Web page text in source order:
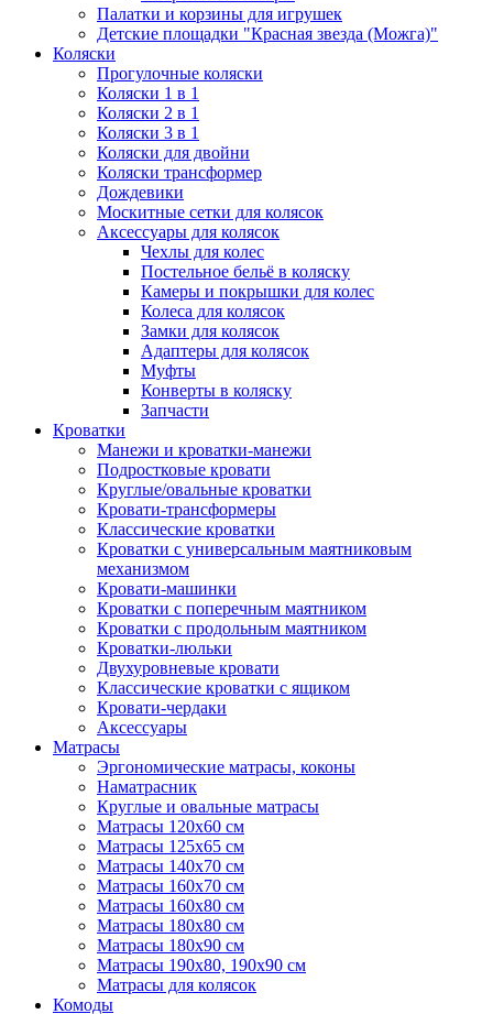
Палатки и корзины для игрушек
Детские площадки "Красная звезда (Можга)"
Коляски
Прогулочные коляски
Коляски 1 в 1
Коляски 2 в 1
Коляски 3 в 1
Коляски для двойни
Коляски трансформер
Дождевики
Москитные сетки для колясок
Аксессуары для колясок
Чехлы для колес
Постельное бельё в коляску
Камеры и покрышки для колес
Колеса для колясок
Замки для колясок
Адаптеры для колясок
Муфты
Конверты в коляску
Запчасти
Кроватки
Манежи и кроватки-манежи
Подростковые кровати
Круглые/овальные кроватки
Кровати-трансформеры
Классические кроватки
Кроватки с универсальным маятниковым
механизмом
Кровати-машинки
Кроватки с поперечным маятником
Кроватки с продольным маятником
Кроватки-люльки
Двухуровневые кровати
Классические кроватки с ящиком
Кровати-чердаки
Аксессуары
Матрасы
Эргономические матрасы, коконы
Наматрасник
Круглые и овальные матрасы
Матрасы 120х60 см
Матрасы 125х65 см
Матрасы 140х70 см
Матрасы 160х70 см
Матрасы 160х80 см
Матрасы 180х80 см
Матрасы 180х90 см
Матрасы 190х80, 190х90 см
Матрасы для колясок
Комоды